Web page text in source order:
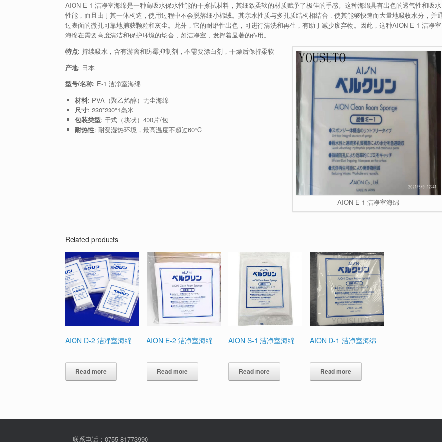
AION E-1 洁净室海绵是一种高吸水保水性能的干擦拭材料，其细致柔软的材质赋予了极佳的手感。这种海绵具有出色的透气性和吸水
性能，而且由于其一体构造，使用过程中不会脱落细小棉绒。其亲水性质与多孔质结构相结合，使其能够快速而大量地吸收水分，并
过表面的微孔可靠地捕获颗粒和灰尘。此外，它的耐磨性出色，可进行清洗和再生，有助于减少废弃物。因此，这种AION E-1 洁净室
海绵在需要高度清洁和保护环境的场合，如洁净室，发挥着显著的作用。
AION E-1 洁净室海绵
特点: 持续吸水，含有游离和防霉抑制剂，不需要漂白剂，干燥后保持柔软
产地: 日本
型号/名称: E-1 洁净室海绵
材料: PVA（聚乙烯醇）无尘海绵
尺寸: 230*230*1毫米
包装类型: 干式（块状）400片/包
耐热性: 耐受湿热环境，最高温度不超过60℃
Related products
AION D-2 洁净室海绵
Read more
AION E-2 洁净室海绵
Read more
AION S-1 洁净室海绵
Read more
AION D-1 洁净室海绵
Read more
联系电话：0755-81773990